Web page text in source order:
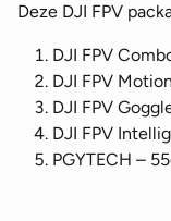
Deze DJI FPV
DJI FPV
DJI FPV
DJI FPV
DJI FPV
PGYTECH –